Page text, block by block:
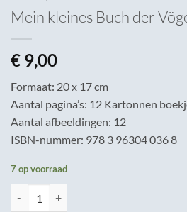
Mein kleines Buch der
€ 9,00
Formaat: 20 x 17 cm
Aantal pagina’s: 12 Kartonnen
Aantal afbeeldingen: 12
ISBN-nummer: 978 3 96304 036 8
7 op voorraad